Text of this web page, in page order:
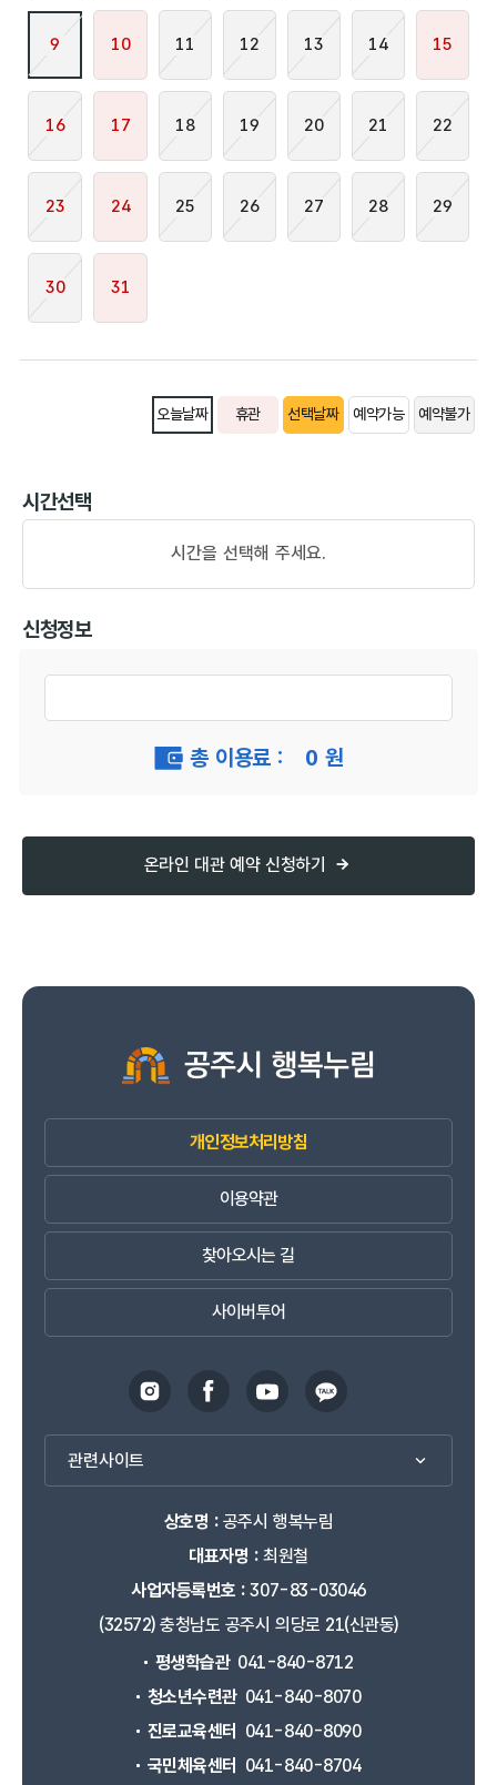
9 10 11 12 13 14 15
16 17 18 19 20 21 22
23 24 25 26 27 28 29
30 31
오늘날짜 휴관 선택날짜 예약가능 예약불가
시간선택
시간을 선택해 주세요.
신청정보
총 이용료 : 0 원
온라인 대관 예약 신청하기
개인정보처리방침
이용약관
찾아오시는 길
사이버투어
관련사이트
상호명 :공주시 행복누림
대표자명 :최원철
사업자등록번호 :307-83-03046
(32572) 충청남도 공주시 의당로 21(신관동)
평생학습관 041-840-8712
청소년수련관 041-840-8070
진로교육센터
041-840-8090
국민체육센터
041-840-8704